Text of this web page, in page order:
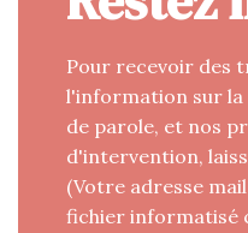
Pour recevoir des
l'information sur
de parole, et nos
d'intervention,
(Votre adresse
fichier informatisé